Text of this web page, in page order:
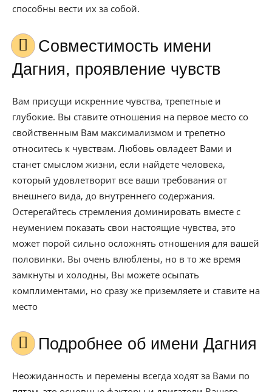
способны вести их за собой.
Совместимость имени
Дагния, проявление чувств
Вам присущи искренние чувства, трепетные и
глубокие. Вы ставите отношения на первое место со
свойственным Вам максимализмом и трепетно
относитесь к чувствам. Любовь овладеет Вами и
станет смыслом жизни, если найдете человека,
который удовлетворит все ваши требования от
внешнего вида, до внутреннего содержания.
Остерегайтесь стремления доминировать вместе с
неумением показать свои настоящие чувства, это
может порой сильно осложнять отношения для вашей
половинки. Вы очень влюблены, но в то же время
замкнуты и холодны, Вы можете осыпать
комплиментами, но сразу же приземляете и ставите на
место
Подробнее об имени Дагния
Неожиданность и перемены всегда ходят за Вами по